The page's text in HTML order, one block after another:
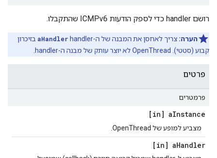
רושם handler כדי לספק הודעות ICMPv6 שהתקבלו.
הערה: צריך לאחסן את המבנה של ה-handler aHandler בזיכרון
קבוע (סטטי). OpenThread לא יוצר עותק של מבנה ה-handler.
פרטים
פרמטרים
[in] aInstance
מצביע למופע של OpenThread.
[in] aHandler